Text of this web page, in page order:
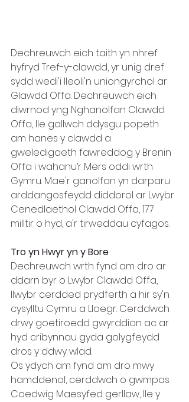
Dechreuwch eich taith yn nhref
hyfryd Tref-y-clawdd, yr unig dref
sydd wedi'i lleoli'n uniongyrchol ar
Glawdd Offa. Dechreuwch eich
diwrnod yng Nghanolfan Clawdd
Offa, lle gallwch ddysgu popeth
am hanes y clawdd a
gweledigaeth fawreddog y Brenin
Offa i wahanu’r Mers oddi wrth
Gymru. Mae'r ganolfan yn darparu
arddangosfeydd diddorol ar Lwybr
Cenedlaethol Clawdd Offa, 177
milltir o hyd, a'r tirweddau cyfagos.
Tro yn Hwyr yn y Bore
Dechreuwch wrth fynd am dro ar
ddarn byr o Lwybr Clawdd Offa,
llwybr cerdded prydferth a hir sy'n
cysylltu Cymru a Lloegr. Cerddwch
drwy goetiroedd gwyrddion ac ar
hyd cribynnau gyda golygfeydd
dros y ddwy wlad.
Os ydych am fynd am dro mwy
hamddenol, cerddwch o gwmpas
Coedwig Maesyfed gerllaw, lle y